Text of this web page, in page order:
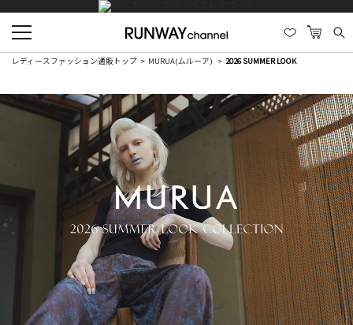
レディースファッション通販トップ MURUA(ムルーア) 2026 SUMMER LOOK